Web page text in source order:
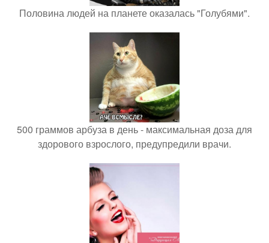
Половина людей на планете оказалась "Голубями".
500 граммов арбуза в день - максимальная доза для
здорового взрослого, предупредили врачи.